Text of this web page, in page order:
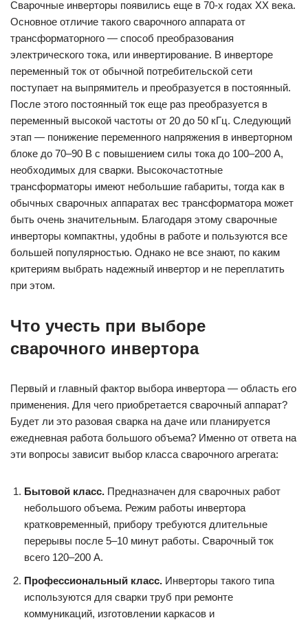
Сварочные инверторы появились еще в 70-х годах ХХ века.
Основное отличие такого сварочного аппарата от
трансформаторного — способ преобразования
электрического тока, или инвертирование. В инверторе
переменный ток от обычной потребительской сети
поступает на выпрямитель и преобразуется в постоянный.
После этого постоянный ток еще раз преобразуется в
переменный высокой частоты от 20 до 50 кГц. Следующий
этап — понижение переменного напряжения в инверторном
блоке до 70–90 В с повышением силы тока до 100–200 А,
необходимых для сварки. Высокочастотные
трансформаторы имеют небольшие габариты, тогда как в
обычных сварочных аппаратах вес трансформатора может
быть очень значительным. Благодаря этому сварочные
инверторы компактны, удобны в работе и пользуются все
большей популярностью. Однако не все знают, по каким
критериям выбрать надежный инвертор и не переплатить
при этом.
Что учесть при выборе
сварочного инвертора
Первый и главный фактор выбора инвертора — область его
применения. Для чего приобретается сварочный аппарат?
Будет ли это разовая сварка на даче или планируется
ежедневная работа большого объема? Именно от ответа на
эти вопросы зависит выбор класса сварочного агрегата:
Бытовой класс. Предназначен для сварочных работ
небольшого объема. Режим работы инвертора
кратковременный, прибору требуются длительные
перерывы после 5–10 минут работы. Сварочный ток
всего 120–200 А.
Профессиональный класс. Инверторы такого типа
используются для сварки труб при ремонте
коммуникаций, изготовлении каркасов и